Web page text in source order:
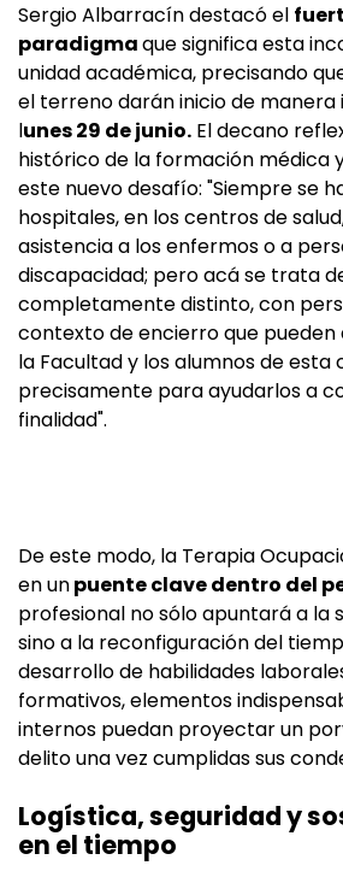
Sergio Albarracín destacó el
paradigmaque significa esta
unidad académica, precisando
el terreno darán inicio de
lunes 29 de junio. El decano
histórico de la formación médica
este nuevo desafío: "Siempre se
hospitales, en los centros de
asistencia a los enfermos o a
discapacidad; pero acá se trata
completamente distinto, con
contexto de encierro que pueden
la Facultad y los alumnos de
precisamente para ayudarlos a
finalidad".
De este modo, la Terapia
en unpuente clave dentro del
profesional no sólo apuntará a la
sino a la reconfiguración del
desarrollo de habilidades
formativos, elementos
internos puedan proyectar un
delito una vez cumplidas sus
Logística, seguridad y
en el tiempo